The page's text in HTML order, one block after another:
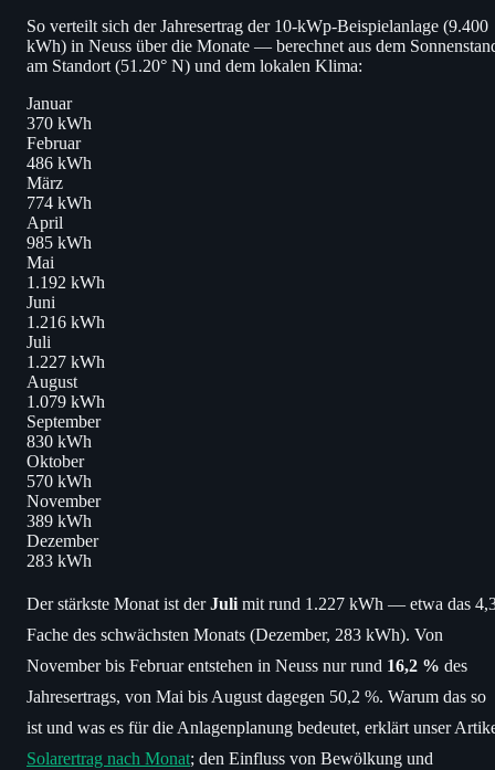
So verteilt sich der Jahresertrag der 10-kWp-Beispielanlage (9.400
kWh) in Neuss über die Monate — berechnet aus dem
am Standort (51.20° N) und dem lokalen Klima:
Januar
370 kWh
Februar
486 kWh
März
774 kWh
April
985 kWh
Mai
1.192 kWh
Juni
1.216 kWh
Juli
1.227 kWh
August
1.079 kWh
September
830 kWh
Oktober
570 kWh
November
389 kWh
Dezember
283 kWh
Der stärkste Monat ist derJuli mit rund 1.227 kWh — etwa das
Fache des schwächsten Monats (Dezember, 283 kWh). Von
November bis Februar entstehen in Neuss nur rund 16,2 % des
Jahresertrags, von Mai bis August dagegen 50,2 %. Warum das so
ist und was es für die Anlagenplanung bedeutet, erklärt unser
Solarertrag nach Monat; den Einfluss von Bewölkung und